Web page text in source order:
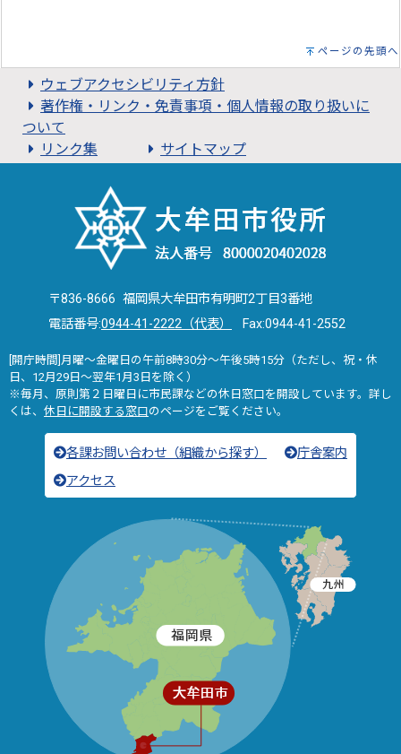
ページの先頭へ
ウェブアクセシビリティ方針
著作権・リンク・免責事項・個人情報の取り扱いに
ついて
リンク集
サイトマップ
〒836-8666 福岡県大牟田市有明町2丁目3番地
電話番号:0944-41-2222（代表） Fax:0944-41-2552
[開庁時間]月曜～金曜日の午前8時30分～午後5時15分（ただし、祝・休
日、12月29日～翌年1月3日を除く）
※毎月、原則第２日曜日に市民課などの休日窓口を開設しています。詳し
くは、 休日に開設する窓口のページをご覧ください。
各課お問い合わせ（組織から探す）
庁舎案内
アクセス